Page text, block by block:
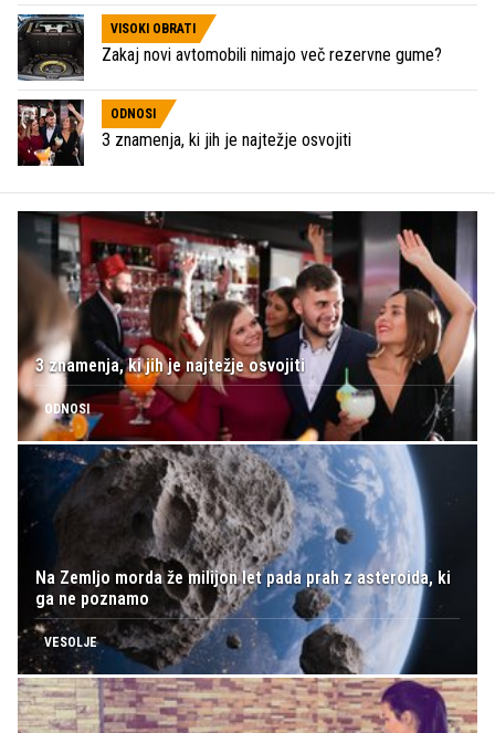
VISOKI OBRATI
Zakaj novi avtomobili nimajo več rezervne gume?
ODNOSI
3 znamenja, ki jih je najtežje osvojiti
3 znamenja, ki jih je najtežje osvojiti
ODNOSI
Na Zemljo morda že milijon let pada prah z asteroida, ki
ga ne poznamo
VESOLJE